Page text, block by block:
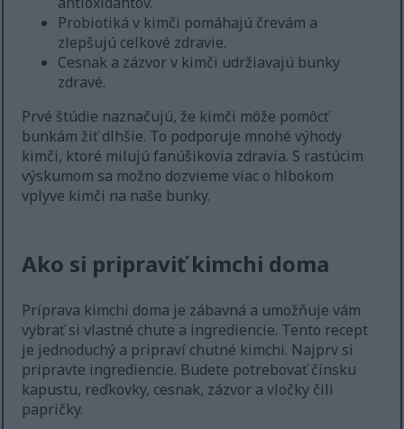
Probiotiká v kimči pomáhajú črevám a
zlepšujú celkové zdravie.
Cesnak a zázvor v kimči udržiavajú bunky
zdravé.
Prvé štúdie naznačujú, že kimči môže pomôcť
bunkám žiť dlhšie. To podporuje mnohé výhody
kimči, ktoré milujú fanúšikovia zdravia. S rastúcim
výskumom sa možno dozvieme viac o hlbokom
vplyve kimči na naše bunky.
Ako si pripraviť kimchi doma
Príprava kimchi doma je zábavná a umožňuje vám
vybrať si vlastné chute a ingrediencie. Tento recept
je jednoduchý a pripraví chutné kimchi. Najprv si
pripravte ingrediencie. Budete potrebovať čínsku
kapustu, reďkovky, cesnak, zázvor a vločky čili
papričky.